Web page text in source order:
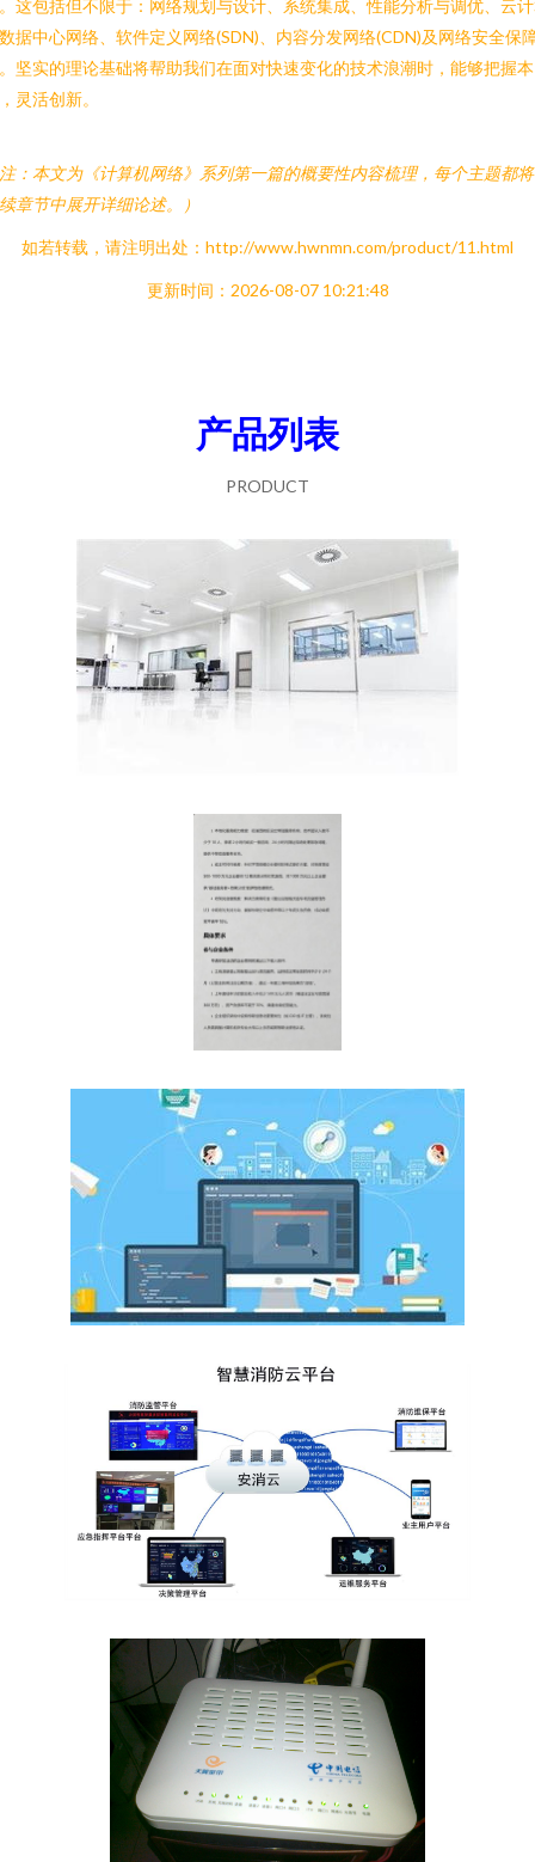
。这包括但不限于：网络规划与设计、系统集成、性能分析与调优、云
据中心网络、软件定义网络(SDN)、内容分发网络(CDN)及网络安全保
坚实的理论基础将帮助我们在面对快速变化的技术浪潮时，能够把握本
灵活创新。
：本文为《计算机网络》系列第一篇的概要性内容梳理，每个主题都
章节中展开详细论述。）
如若转载，请注明出处：http://www.hwnmn.com/product/11.html
更新时间：2026-08-07 10:21:48
产品列表
PRODUCT